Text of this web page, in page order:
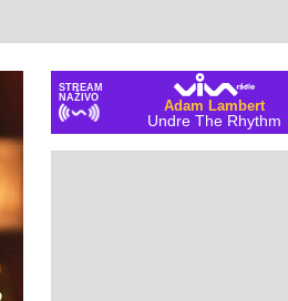
STREAM
NAŽIVO
Adam Lambert
Undre The Rhythm